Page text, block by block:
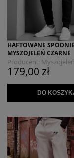
HAFTOWANE SPODNIE
MYSZOJELEŃ CZARNE
Producent: Myszojeleń
179,00 zł
DO